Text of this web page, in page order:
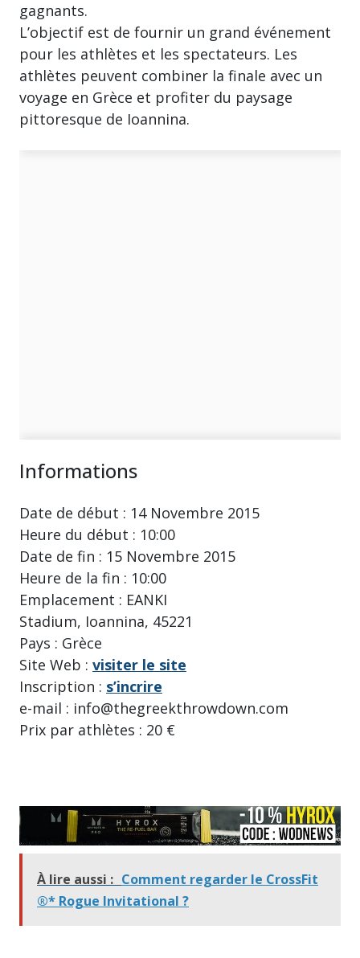
gagnants.
L’objectif est de fournir un grand événement
pour les athlètes et les spectateurs. Les
athlètes peuvent combiner la finale avec un
voyage en Grèce et profiter du paysage
pittoresque de Ioannina.
Informations
Date de début : 14 Novembre 2015
Heure du début : 10:00
Date de fin : 15 Novembre 2015
Heure de la fin : 10:00
Emplacement : EANKI
Stadium, Ioannina, 45221
Pays : Grèce
Site Web : visiter le site
Inscription : s’incrire
e-mail : info@thegreekthrowdown.com
Prix par athlètes : 20 €
À lire aussi : Comment regarder le CrossFit
®* Rogue Invitational ?